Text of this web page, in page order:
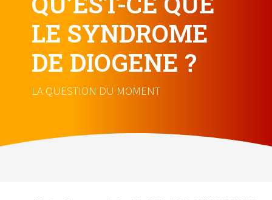
LE SYNDROME
DE DIOGENE ?
LA QUESTION DU MOMENT